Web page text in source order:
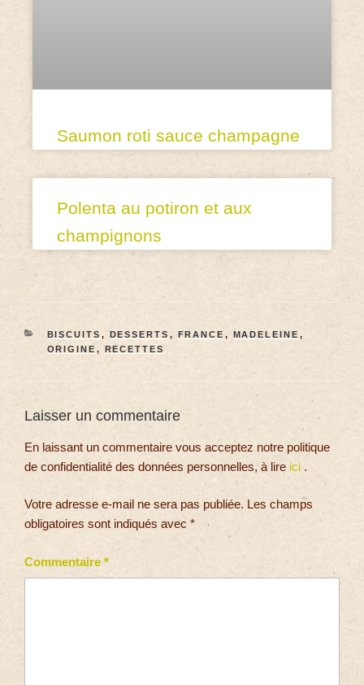
Saumon roti sauce champagne
Polenta au potiron et aux
champignons
BISCUITS , DESSERTS , FRANCE , MADELEINE ,
ORIGINE , RECETTES
Laisser un commentaire
En laissant un commentaire vous acceptez notre politique
de confidentialité des données personnelles, à lire ici .
Votre adresse e-mail ne sera pas publiée. Les champs
obligatoires sont indiqués avec *
Commentaire *